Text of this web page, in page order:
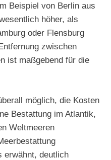
Beispiel von Berlin aus
höher, als
oder Flensburg
zwischen
ist maßgebend für die
möglich, die Kosten
Bestattung im Atlantik,
Weltmeeren
erwähnt, deutlich